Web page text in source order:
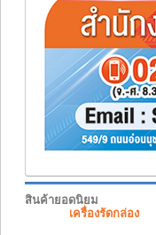
สินค้ายอดนิยม
เครื่องรัดกล่อง